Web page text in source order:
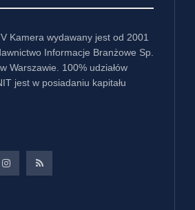
Kamera wydawany jest od 2001
Informacje Branżowe Sp.
Warszawie. 100% udziałów
jest w posiadaniu kapitału